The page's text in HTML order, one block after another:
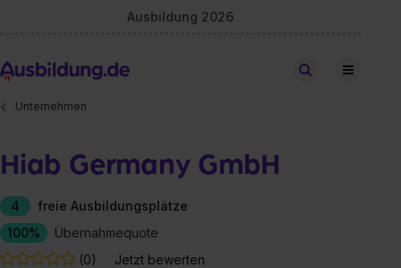
Ausbildung 2026
Stellen finden
Unternehmen
Hiab Germany GmbH
4
freie Ausbildungsplätze
100%
Übernahmequote
(0)
Jetzt bewerten